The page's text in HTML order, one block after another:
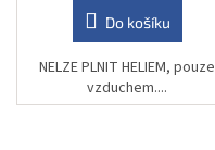
Do košíku
NELZE PLNIT HELIEM, pouze
vzduchem....